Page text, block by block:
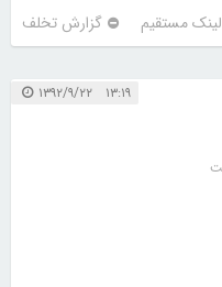
لینک مستقیم گزارش تخلف
۱۳:۱۹ ۱۳۹۲/۹/۲۲